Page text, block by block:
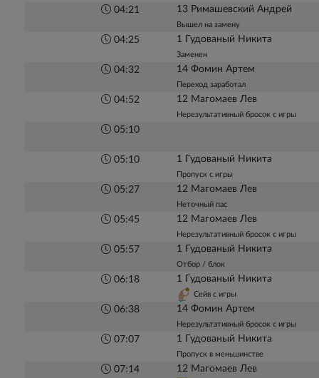
04:21 13 Римашевский Андрей
Вышел на замену
04:25 1 Гудованый Никита
Заменен
04:32 14 Фомин Артем
Переход заработал
04:52 12 Магомаев Лев
Нерезультативный бросок с игры
05:10
05:10 1 Гудованый Никита
Пропуск с игры
05:27 12 Магомаев Лев
Неточный пас
05:45 12 Магомаев Лев
Нерезультативный бросок с игры
05:57 1 Гудованый Никита
Отбор / блок
06:18 1 Гудованый Никита
Сейв с игры
06:38 14 Фомин Артем
Нерезультативный бросок с игры
07:07 1 Гудованый Никита
Пропуск в меньшинстве
07:14 12 Магомаев Лев